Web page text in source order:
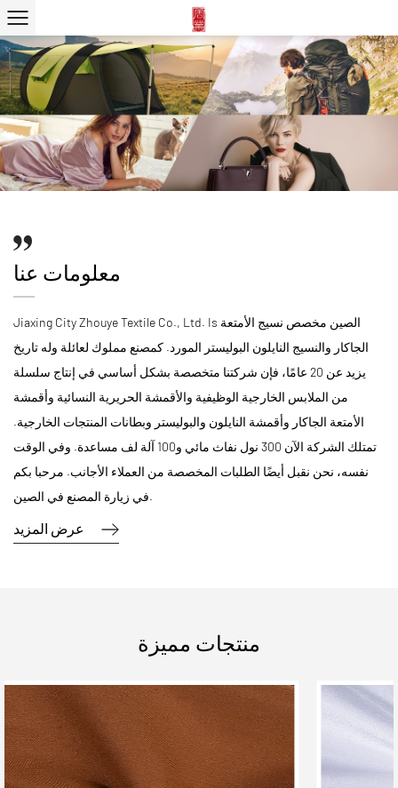
معلومات عنا
Jiaxing City Zhouye Textile Co., Ltd. Is الصين مخصص نسيج الأمتعة
الجاكار والنسيج النايلون البوليستر المورد. كمصنع مملوك لعائلة وله تاريخ
يزيد عن 20 عامًا، فإن شركتنا متخصصة بشكل أساسي في إنتاج سلسلة
من الملابس الخارجية الوظيفية والأقمشة الحريرية النسائية وأقمشة
الأمتعة الجاكار وأقمشة النايلون والبوليستر وبطانات المنتجات الخارجية.
تمتلك الشركة الآن 300 نول نفاث مائي و100 آلة لف مساعدة. وفي الوقت
نفسه، نحن نقبل أيضًا الطلبات المخصصة من العملاء الأجانب. مرحبا بكم
في زيارة المصنع في الصين.
منتجات مميزة